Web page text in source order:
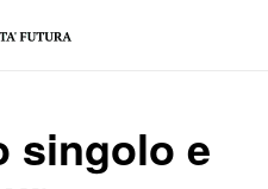
singolo e